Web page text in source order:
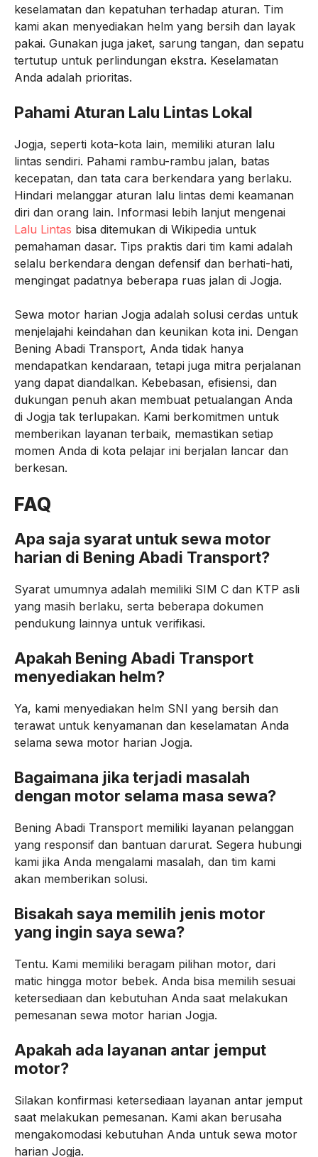
keselamatan dan kepatuhan terhadap aturan. Tim
kami akan menyediakan helm yang bersih dan layak
pakai. Gunakan juga jaket, sarung tangan, dan sepatu
tertutup untuk perlindungan ekstra. Keselamatan
Anda adalah prioritas.
Pahami Aturan Lalu Lintas Lokal
Jogja, seperti kota-kota lain, memiliki aturan lalu
lintas sendiri. Pahami rambu-rambu jalan, batas
kecepatan, dan tata cara berkendara yang berlaku.
Hindari melanggar aturan lalu lintas demi keamanan
diri dan orang lain. Informasi lebih lanjut mengenai
Lalu Lintas bisa ditemukan di Wikipedia untuk
pemahaman dasar. Tips praktis dari tim kami adalah
selalu berkendara dengan defensif dan berhati-hati,
mengingat padatnya beberapa ruas jalan di Jogja.
Sewa motor harian Jogja adalah solusi cerdas untuk
menjelajahi keindahan dan keunikan kota ini. Dengan
Bening Abadi Transport, Anda tidak hanya
mendapatkan kendaraan, tetapi juga mitra perjalanan
yang dapat diandalkan. Kebebasan, efisiensi, dan
dukungan penuh akan membuat petualangan Anda
di Jogja tak terlupakan. Kami berkomitmen untuk
memberikan layanan terbaik, memastikan setiap
momen Anda di kota pelajar ini berjalan lancar dan
berkesan.
FAQ
Apa saja syarat untuk sewa motor
harian di Bening Abadi Transport?
Syarat umumnya adalah memiliki SIM C dan KTP asli
yang masih berlaku, serta beberapa dokumen
pendukung lainnya untuk verifikasi.
Apakah Bening Abadi Transport
menyediakan helm?
Ya, kami menyediakan helm SNI yang bersih dan
terawat untuk kenyamanan dan keselamatan Anda
selama sewa motor harian Jogja.
Bagaimana jika terjadi masalah
dengan motor selama masa sewa?
Bening Abadi Transport memiliki layanan pelanggan
yang responsif dan bantuan darurat. Segera hubungi
kami jika Anda mengalami masalah, dan tim kami
akan memberikan solusi.
Bisakah saya memilih jenis motor
yang ingin saya sewa?
Tentu. Kami memiliki beragam pilihan motor, dari
matic hingga motor bebek. Anda bisa memilih sesuai
ketersediaan dan kebutuhan Anda saat melakukan
pemesanan sewa motor harian Jogja.
Apakah ada layanan antar jemput
motor?
Silakan konfirmasi ketersediaan layanan antar jemput
saat melakukan pemesanan. Kami akan berusaha
mengakomodasi kebutuhan Anda untuk sewa motor
harian Jogja.